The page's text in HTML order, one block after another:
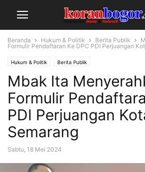
Beranda Hukum & Politik Berita Publik
Formulir Pendaftaran Ke DPC PDI Perjuangan
Hukum & Politik Berita Publik
Mbak Ita
Formulir
PDI Perjuangan
Semarang
Sabtu, 18 Mei 2024